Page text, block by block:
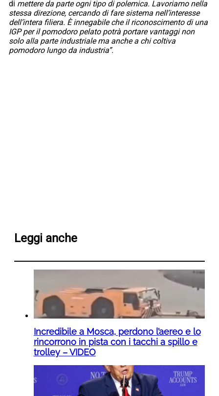
di mettere da parte ogni tipo di polemica. Lavoriamo nella
stessa direzione, cercando di fare sistema nell’interesse
dell’intera filiera. È innegabile che il riconoscimento di una
IGP per il pomodoro pelato potrà portare vantaggi non
solo alla parte industriale ma anche a chi coltiva
pomodoro lungo da industria”.
Leggi anche
Incredibile a Mosca, perdono l’aereo e lo
rincorrono in pista con i tacchi a spillo e
trolley – VIDEO